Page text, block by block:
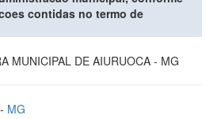
contidas no termo de
MUNICIPAL DE AIURUOCA - MG
MG